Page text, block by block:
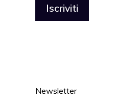
Newsletter